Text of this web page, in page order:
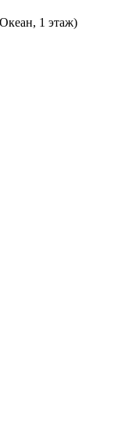
1 этаж)